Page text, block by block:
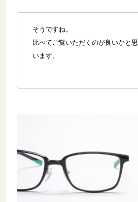
そうですね。
比べてご覧いただくのが良いかと思
います。